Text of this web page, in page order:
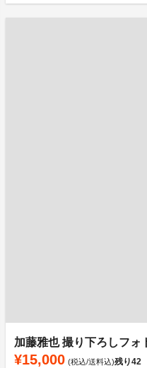
加藤雅也 撮り下ろしフォ
¥15,000 (税込/送料込)残り42